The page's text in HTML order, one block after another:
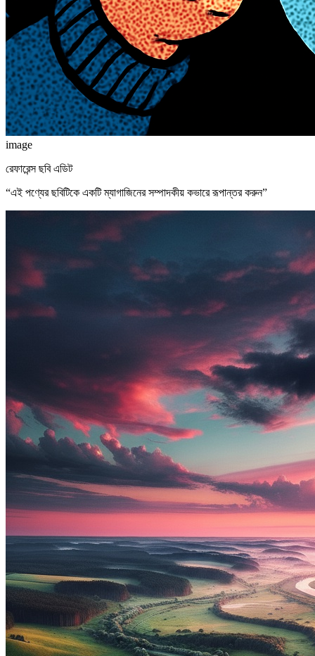
image
রেফারেন্স ছবি এডিট
“এই পণ্যের ছবিটিকে একটি ম্যাগাজিনের সম্পাদকীয় কভারে রূপান্তর করুন”